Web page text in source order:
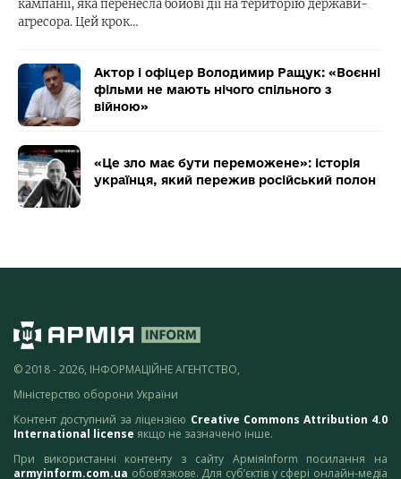
кампанії, яка перенесла бойові дії на територію держави-
агресора. Цей крок…
Актор і офіцер Володимир Ращук: «Воєнні
фільми не мають нічого спільного з
війною»
«Це зло має бути переможене»: історія
українця, який пережив російський полон
© 2018 - 2026, ІНФОРМАЦІЙНЕ АГЕНТСТВО,
Міністерство оборони України
Контент доступний за ліцензією Creative Commons Attribution 4.0
International license якщо не зазначено інше.
При використанні контенту з сайту АрміяInform посилання на
armyinform.com.ua обов’язкове. Для суб’єктів у сфері онлайн-медіа